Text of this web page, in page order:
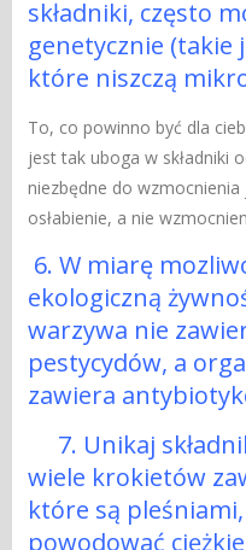
składniki, często
genetycznie (takie
które niszczą
To, co powinno być dla
jest tak uboga w składniki
niezbędne do
osłabienie, a nie
6. W miarę
ekologiczną
warzywa nie
pestycydów, a
zawiera
7. Unikaj
wiele krokietów
które są
powodować